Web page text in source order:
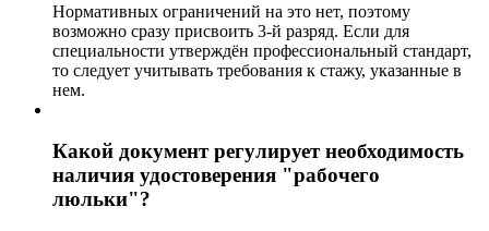
Нормативных ограничений на это нет, поэтому
возможно сразу присвоить 3-й разряд. Если для
специальности утверждён профессиональный стандарт,
то следует учитывать требования к стажу, указанные в
нем.
Какой документ регулирует необходимость
наличия удостоверения "рабочего
люльки"?